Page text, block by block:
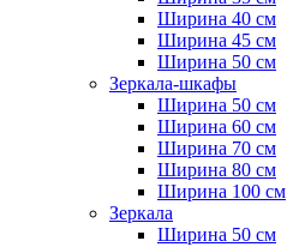
Ширина 40 см
Ширина 45 см
Ширина 50 см
Зеркала-шкафы
Ширина 50 см
Ширина 60 см
Ширина 70 см
Ширина 80 см
Ширина 100 см
Зеркала
Ширина 50 см